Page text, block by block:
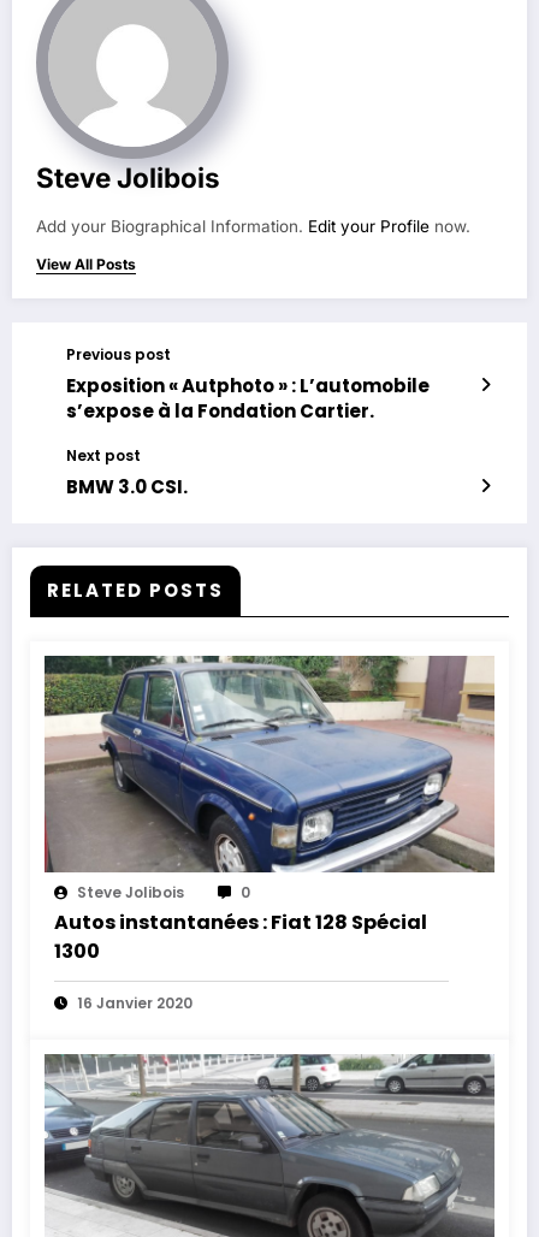
Steve Jolibois
Add your Biographical Information. Edit your Profile now.
View All Posts
Previous post
Exposition « Autphoto » : L’automobile
s’expose à la Fondation Cartier.
Next post
BMW 3.0 CSI.
RELATED POSTS
Steve Jolibois 0
Autos instantanées : Fiat 128 Spécial
1300
16 Janvier 2020